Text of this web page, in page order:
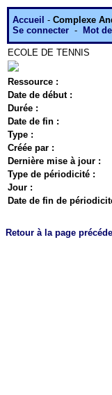
Accueil - Complexe
Se connecter - Mot
ECOLE DE TENNIS
Ressource :
Date de début :
Durée :
Date de fin :
Type :
Créée par :
Dernière mise à jour :
Type de périodicité :
Jour :
Date de fin de
Retour à la page